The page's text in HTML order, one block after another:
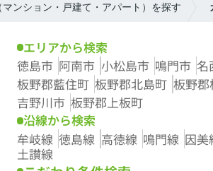
ンション・戸建て・アパート）を探す
エリアから検索
徳島市 阿南市 小松島市 鳴門市 名
板野郡藍住町 板野郡北島町 板野郡
吉野川市 板野郡上板町
沿線から検索
牟岐線 徳島線 高徳線 鳴門線 因美
土讃線